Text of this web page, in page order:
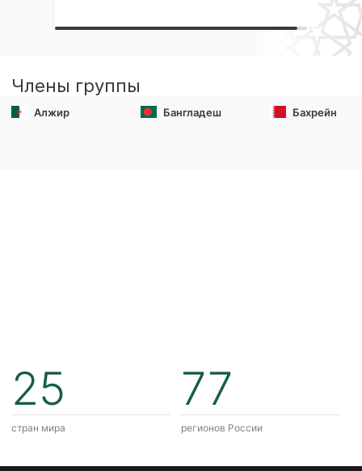
Члены группы
Алжир Бангладеш Бахрейн
25
стран мира
77
регионов России